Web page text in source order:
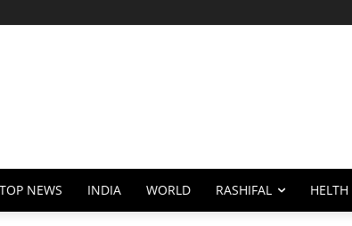
TOP NEWS INDIA WORLD RASHIFAL HELTH